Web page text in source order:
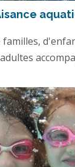
familles,